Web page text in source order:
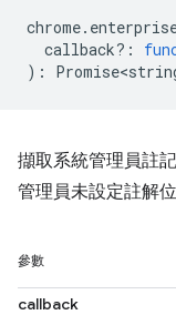
chrome.
callback? :
) :
擷取系統管理員註
管理員未設定註解
參數
callback